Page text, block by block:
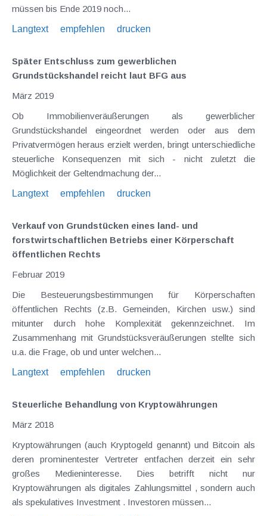
müssen bis Ende 2019 noch...
Langtext
empfehlen drucken
Später Entschluss zum gewerblichen
Grundstückshandel reicht laut BFG aus
März 2019
Ob Immobilienveräußerungen als gewerblicher
Grundstückshandel eingeordnet werden oder aus dem
Privatvermögen heraus erzielt werden, bringt unterschiedliche
steuerliche Konsequenzen mit sich - nicht zuletzt die
Möglichkeit der Geltendmachung der...
Langtext
empfehlen drucken
Verkauf von Grundstücken eines land- und
forstwirtschaftlichen Betriebs einer Körperschaft
öffentlichen Rechts
Februar 2019
Die Besteuerungsbestimmungen für Körperschaften
öffentlichen Rechts (z.B. Gemeinden, Kirchen usw.) sind
mitunter durch hohe Komplexität gekennzeichnet. Im
Zusammenhang mit Grundstücksveräußerungen stellte sich
u.a. die Frage, ob und unter welchen...
Langtext
empfehlen drucken
Steuerliche Behandlung von Kryptowährungen
März 2018
Kryptowährungen (auch Kryptogeld genannt) und Bitcoin als
deren prominentester Vertreter entfachen derzeit ein sehr
großes Medieninteresse. Dies betrifft nicht nur
Kryptowährungen als digitales Zahlungsmittel , sondern auch
als spekulatives Investment . Investoren müssen...